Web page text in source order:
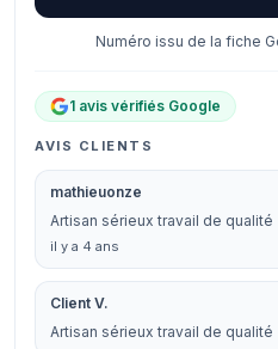
Numéro issu de la fiche
1 avis vérifiés Google
AVIS CLIENTS
mathieuonze
Artisan sérieux travail de qualité
il y a 4 ans
Client V.
Artisan sérieux travail de qualité